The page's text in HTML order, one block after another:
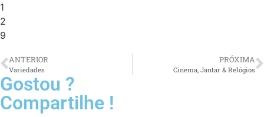
1
2
9
ANTERIOR
Variedades
PRÓXIMA
Cinema, Jantar & Relógios
Gostou ?
Compartilhe !